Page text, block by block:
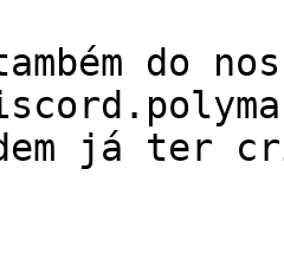
do
já ter